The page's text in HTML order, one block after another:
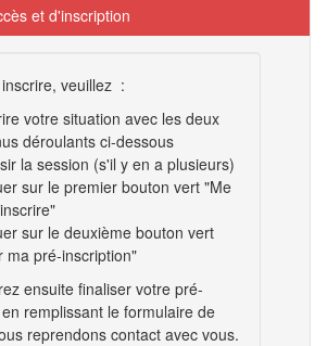
et d'inscription
veuillez :
votre situation avec les deux
déroulants ci-dessous
la session (s'il y en a plusieurs)
sur le premier bouton vert "Me
sur le deuxième bouton vert
ma pré-inscription"
ensuite finaliser votre pré-
remplissant le formulaire de
reprendons contact avec vous.